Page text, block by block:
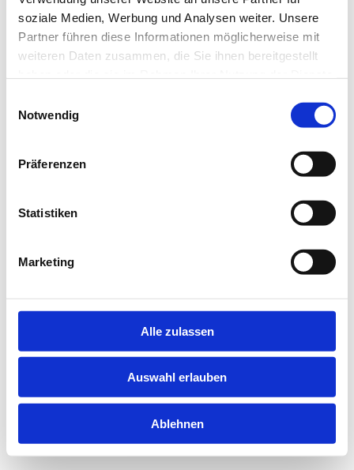
soziale Medien, Werbung und Analysen weiter. Unsere
Partner führen diese Informationen möglicherweise mit
weiteren Daten zusammen, die Sie ihnen bereitgestellt
Notwendig
Präferenzen
Statistiken
Marketing
Alle zulassen
Auswahl erlauben
Ablehnen
loadingjobninja.com
for more